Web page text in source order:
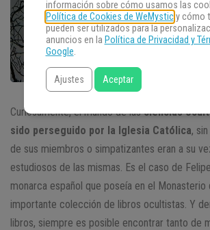
Curiosamente, el mundo de lasciencias
sido perseguido por la Iglesia Católica,
de sus miembros o simpatizantes eran a su
estudiosos de las mismas. Es el caso de
monarca español que poseía en el Monasterio
importante colección de libros ocultistas. Y
libros, siempre es posible encontrar tanto de
información sobre cómo usamos las
Política de Cookies de WeMysticy cómo
pueden ser utilizados para la
anuncios en la Política de Privacidad y
Google.
Ajustes Aceptar